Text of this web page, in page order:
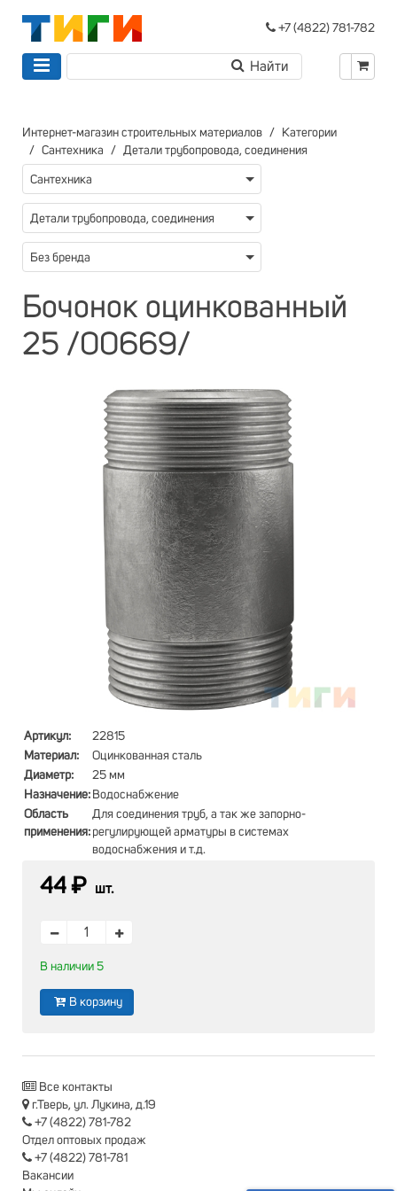
+7 (4822) 781-782
Интернет-магазин строительных материалов
Категории
Сантехника
Детали трубопровода, соединения
Сантехника
Детали трубопровода, соединения
Без бренда
Бочонок оцинкованный
25 /00669/
Артикул:
22815
Материал:
Оцинкованная сталь
Диаметр:
25 мм
Назначение: Водоснабжение
Область
применения:
Для соединения труб, а так же запорно-
регулирующей арматуры в системах
водоснабжения и т.д.
44 ₽ шт.
В наличии 5
В корзину
Все контакты
г.Тверь, ул. Лукина, д.19
+7 (4822) 781-782
Отдел оптовых продаж
+7 (4822) 781-781
Вакансии